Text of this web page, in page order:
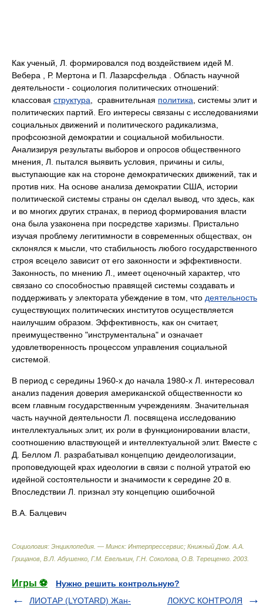
Как ученый, Л. формировался под воздействием идей М.
Вебера , Р. Мертона и П. Лазарсфельда . Область научной
деятельности - социология политических отношений:
классовая структура , сравнительная политика , системы элит и
политических партий. Его интересы связаны с исследованиями
социальных движений и политического радикализма,
профсоюзной демократии и социальной мобильности.
Анализируя результаты выборов и опросов общественного
мнения, Л. пытался выявить условия, причины и силы,
выступающие как на стороне демократических движений, так и
против них. На основе анализа демократии США, истории
политической системы страны он сделал вывод, что здесь, как
и во многих других странах, в период формирования власти
она была узаконена при посредстве харизмы. Пристально
изучая проблему легитимности в современных обществах, он
склонялся к мысли, что стабильность любого государственного
строя всецело зависит от его законности и эффективности.
Законность, по мнению Л., имеет оценочный характер, что
связано со способностью правящей системы создавать и
поддерживать у электората убеждение в том, что деятельность
существующих политических институтов осуществляется
наилучшим образом. Эффективность, как он считает,
преимущественно "инструментальна" и означает
удовлетворенность процессом управления социальной
системой.
В период с середины 1960-х до начала 1980-х Л. интересовал
анализ падения доверия американской общественности ко
всем главным государственным учреждениям. Значительная
часть научной деятельности Л. посвящена исследованию
интеллектуальных элит, их роли в функционировании власти,
соотношению властвующей и интеллектуальной элит. Вместе с
Д. Беллом Л. разрабатывал концепцию деидеологизации,
проповедующей крах идеологии в связи с полной утратой ею
идейной состоятельности и значимости к середине 20 в.
Впоследствии Л. признал эту концепцию ошибочной
В.А. Балцевич
Социология: Энциклопедия. — Минск: Интерпрессервис; Книжный Дом А.А.
Грицанов, В.Л. Абушенко, Г.М. Евелькин, Г.Н. Соколова, О.В. Терещенко 2003
Игры ⚽
Нужно решить контрольную?
ЛИОТАР (LYOTARD) Жан-
ЛОКУС КОНТРОЛЯ